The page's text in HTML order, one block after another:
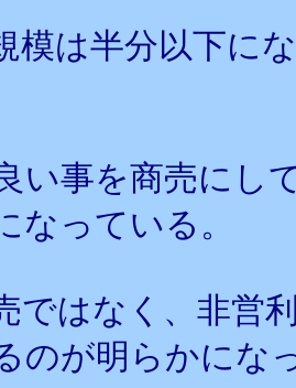
模は半分以下に
い事を商売にし
なっている。
ではなく、非営
のが明らかにな